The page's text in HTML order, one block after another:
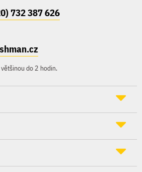
732 387 626
do 2 hodin.